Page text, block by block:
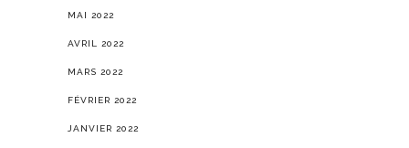
MAI 2022
AVRIL 2022
MARS 2022
FÉVRIER 2022
JANVIER 2022